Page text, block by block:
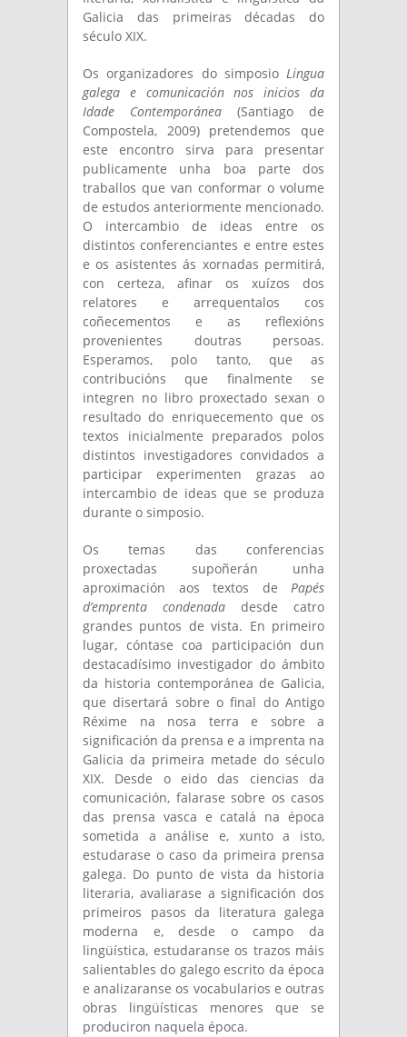
Galicia das primeiras décadas do
século XIX.
Os organizadores do simposio Lingua
galega e comunicación nos inicios da
Idade Contemporánea (Santiago de
Compostela, 2009) pretendemos que
este encontro sirva para presentar
publicamente unha boa parte dos
traballos que van conformar o volume
de estudos anteriormente mencionado.
O intercambio de ideas entre os
distintos conferenciantes e entre estes
e os asistentes ás xornadas permitirá,
con certeza, afinar os xuízos dos
relatores e arrequentalos cos
coñecementos e as reflexións
provenientes doutras persoas.
Esperamos, polo tanto, que as
contribucións que finalmente se
integren no libro proxectado sexan o
resultado do enriquecemento que os
textos inicialmente preparados polos
distintos investigadores convidados a
participar experimenten grazas ao
intercambio de ideas que se produza
durante o simposio.
Os temas das conferencias
proxectadas supoñerán unha
aproximación aos textos de Papés
d’emprenta condenada desde catro
grandes puntos de vista. En primeiro
lugar, cóntase coa participación dun
destacadísimo investigador do ámbito
da historia contemporánea de Galicia,
que disertará sobre o final do Antigo
Réxime na nosa terra e sobre a
significación da prensa e a imprenta na
Galicia da primeira metade do século
XIX. Desde o eido das ciencias da
comunicación, falarase sobre os casos
das prensa vasca e catalá na época
sometida a análise e, xunto a isto,
estudarase o caso da primeira prensa
galega. Do punto de vista da historia
literaria, avaliarase a significación dos
primeiros pasos da literatura galega
moderna e, desde o campo da
lingüística, estudaranse os trazos máis
salientables do galego escrito da época
e analizaranse os vocabularios e outras
obras lingüísticas menores que se
produciron naquela época.